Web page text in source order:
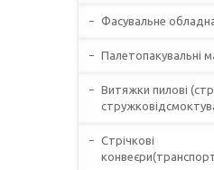
Фасувальне
Палетопакувальні
Витяжки пилові
Стрічкові